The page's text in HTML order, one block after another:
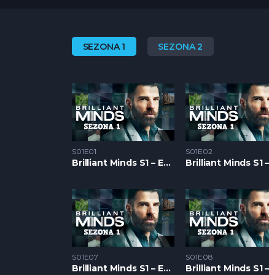
SEZONA 1 SEZONA 2
S01E01
Brilliant Minds S1 – Epizoda 01
S01E02
S01E07
Brilliant Minds S1 – Epizoda 07
S01E08